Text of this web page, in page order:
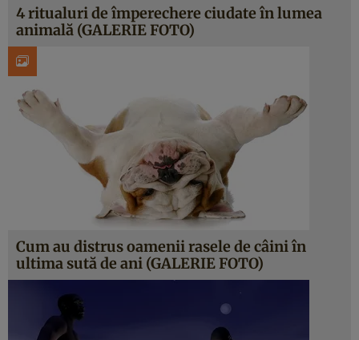
4 ritualuri de împerechere ciudate în lumea
animală (GALERIE FOTO)
Cum au distrus oamenii rasele de câini în
ultima sută de ani (GALERIE FOTO)